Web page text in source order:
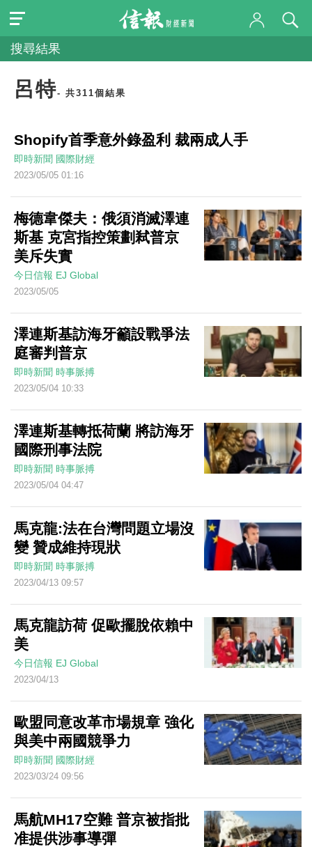
搜尋結果
呂特- 共311個結果
Shopify首季意外錄盈利 裁兩成人手
即時新聞 國際財經
2023/05/05 01:16
梅德韋傑夫：俄須消滅澤連
斯基 克宮指控策劃弒普京
美斥失實
今日信報 EJ Global
2023/05/05
澤連斯基訪海牙籲設戰爭法
庭審判普京
即時新聞 時事脈搏
2023/05/04 10:33
澤連斯基轉抵荷蘭 將訪海牙
國際刑事法院
即時新聞 時事脈搏
2023/05/04 04:47
馬克龍:法在台灣問題立場沒
變 贊成維持現狀
即時新聞 時事脈搏
2023/04/13 09:57
馬克龍訪荷 促歐擺脫依賴中
美
今日信報 EJ Global
2023/04/13
歐盟同意改革市場規章 強化
與美中兩國競爭力
即時新聞 國際財經
2023/03/24 09:56
馬航MH17空難 普京被指批
准提供涉事導彈